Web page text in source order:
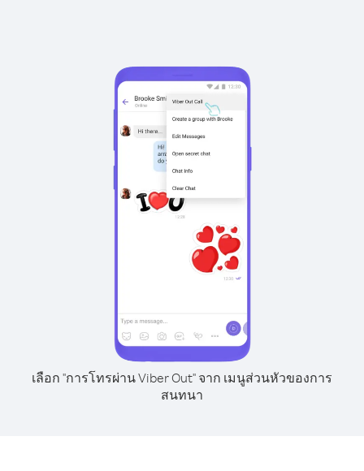
เลือก "การโทรผ่าน Viber Out" จาก เมนูส่วนหัวของการ
สนทนา